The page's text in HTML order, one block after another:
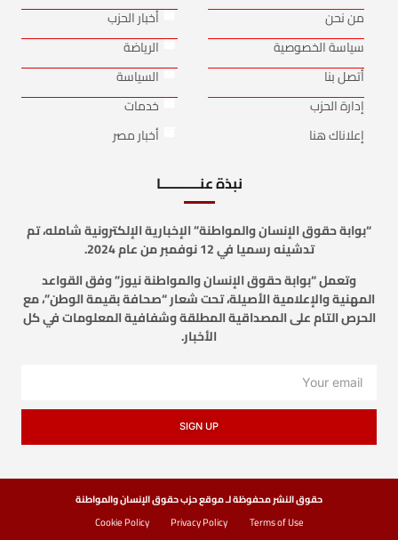
من نحن
سياسة الخصوصية
أتصل بنا
إدارة الحزب
إعلاناك هنا
أخبار الحزب
الرياضة
السياسة
خدمات
أخبار مصر
نبذة عنـــــــــــا
“بوابة حقوق الإنسان والمواطنة” الإخبارية الإلكترونية شامله، تم
تدشينه رسميا في 12 نوفمبر من عام 2024.
وتعمل “بوابة حقوق الإنسان والمواطنة نيوز” وفق القواعد
المهنية والإعلامية الأصيلة، تحت شعار “صحافة بقيمة الوطن”، مع
الحرص التام على المصداقية المطلقة وشفافية المعلومات في كل
الأخبار.
SIGN UP
حقوق النشر محفوظة لـ موقع حزب حقوق الإنسان والمواطنة
Terms of Use
Privacy Policy
Cookie Policy